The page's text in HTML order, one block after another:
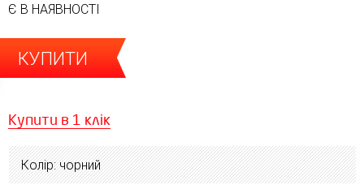
Є В НАЯВНОСТІ
КУПИТИ
Купити в 1 клік
Колір: чорний